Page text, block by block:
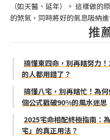
（如天醫、延年）。 這樣做
的煞氣，同時將好的氣息吸納進
推
搞懂東四命，別再瞎努力
的人都用錯了？
搞懂八宅，別再瞎忙！為
個公式戳破90%的風水迷思
2025宅命相配終極指南：
宅」的真正用法？